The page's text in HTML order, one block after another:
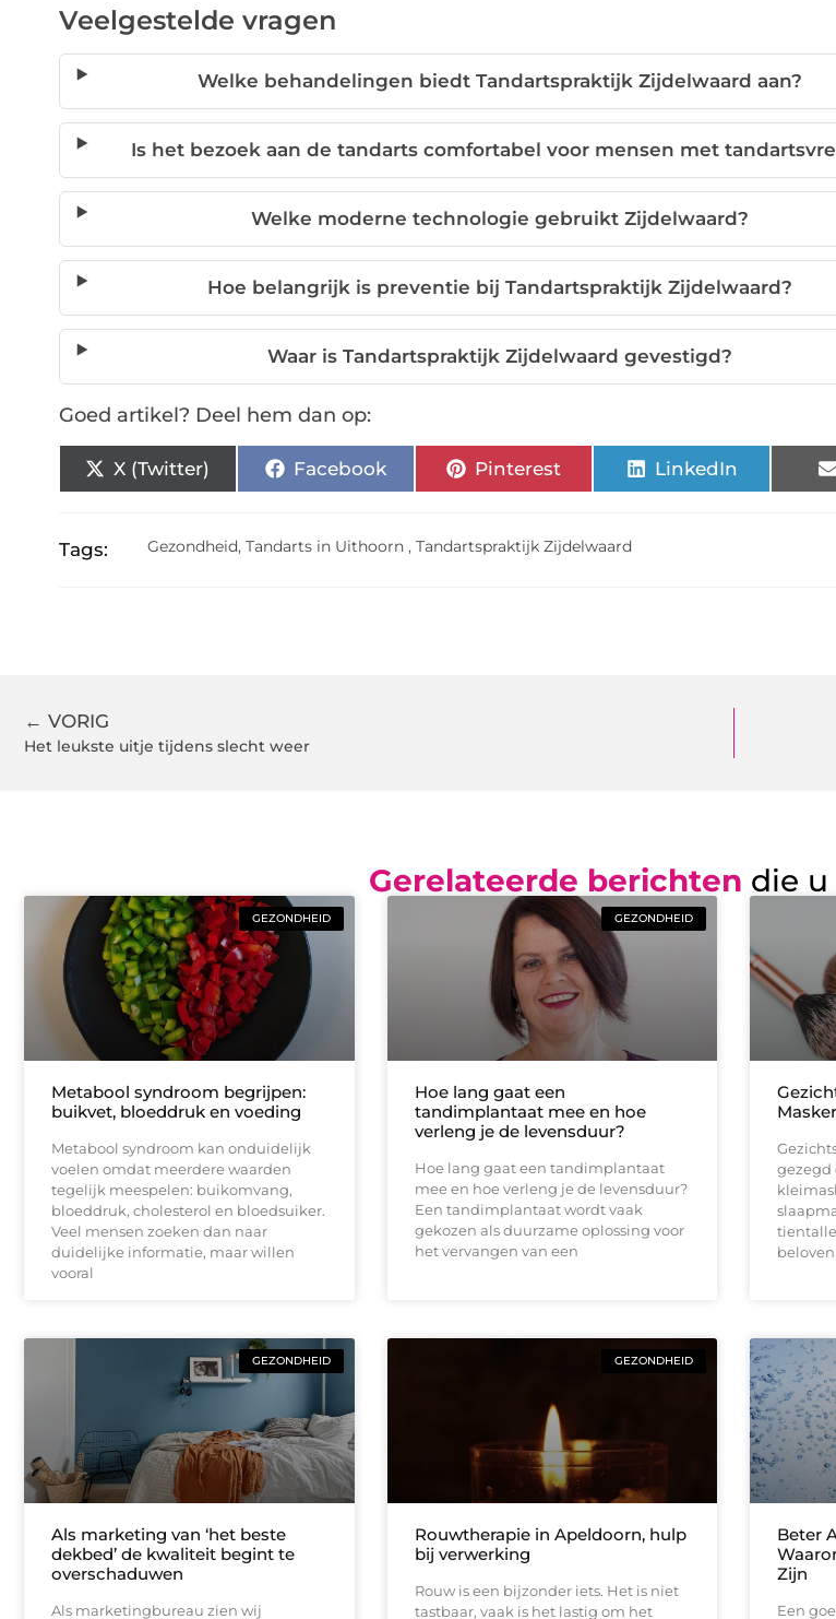
Veelgestelde vragen
Welke behandelingen biedt Tandartspraktijk Zijdelwaard aan?
Is het bezoek aan de tandarts comfortabel voor mensen met
Welke moderne technologie gebruikt Zijdelwaard?
Hoe belangrijk is preventie bij Tandartspraktijk Zijdelwaard?
Waar is Tandartspraktijk Zijdelwaard gevestigd?
Goed artikel? Deel hem dan op:
X (Twitter) Facebook Pinterest LinkedIn
Tags: Gezondheid,Tandarts in Uithoorn ,Tandartspraktijk Zijdelwaard
← VORIG
Het leukste uitje tijdens slecht weer
Gerelateerde berichten die
GEZONDHEID
Metabool syndroom begrijpen:
buikvet, bloeddruk en voeding
Metabool syndroom kan onduidelijk
voelen omdat meerdere waarden
tegelijk meespelen: buikomvang,
bloeddruk, cholesterol en bloedsuiker.
Veel mensen zoeken dan naar
duidelijke informatie, maar willen
vooral
GEZONDHEID
Hoe lang gaat een
tandimplantaat mee en hoe
verleng je de levensduur?
Hoe lang gaat een tandimplantaat
mee en hoe verleng je de levensduur?
Een tandimplantaat wordt vaak
gekozen als duurzame oplossing voor
het vervangen van een
gezegd
GEZONDHEID
Als marketing van ‘het beste
dekbed’ de kwaliteit begint te
overschaduwen
Als marketingbureau zien wij
GEZONDHEID
Rouwtherapie in Apeldoorn, hulp
bij verwerking
Rouw is een bijzonder iets. Het is niet
tastbaar, vaak is het lastig om het
Beter
Zijn
Een